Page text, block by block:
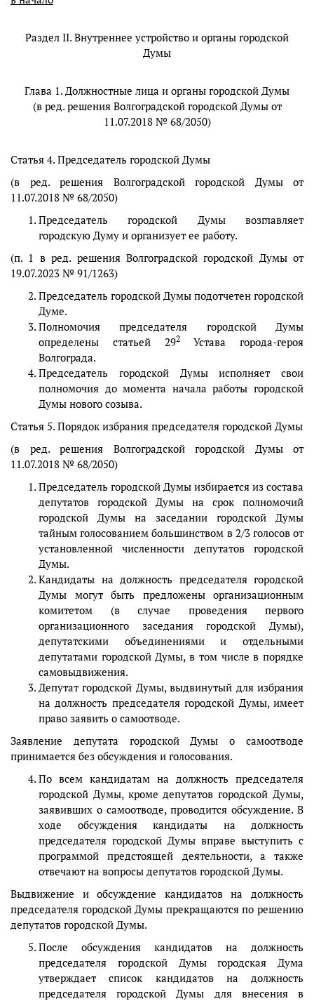
Раздел II. Внутреннее устройство и органы городской
Думы
Глава 1. Должностные лица и органы городской Думы
(в ред. решения Волгоградской городской Думы от
11.07.2018 № 68/2050)
Статья 4. Председатель городской Думы
(в ред. решения Волгоградской городской Думы от
11.07.2018 № 68/2050)
Председатель городской Думы возглавляет
городскую Думу и организует ее работу.
(п. 1 в ред. решения Волгоградской городской Думы от
19.07.2023 № 91/1263)
Председатель городской Думы подотчетен городской
Думе.
Полномочия председателя городской Думы
определены статьей 292Устава города-героя
Волгограда.
Председатель городской Думы исполняет свои
полномочия до момента начала работы городской
Думы нового созыва.
Статья 5. Порядок избрания председателя городской Думы
(в ред. решения Волгоградской городской Думы от
11.07.2018 № 68/2050)
Председатель городской Думы избирается из состава
депутатов городской Думы на срок полномочий
городской Думы на заседании городской Думы
тайным голосованием большинством в 2/3 голосов от
установленной численности депутатов городской
Думы.
Кандидаты на должность председателя городской
Думы могут быть предложены организационным
комитетом (в случае проведения первого
организационного заседания городской Думы),
депутатскими объединениями и отдельными
депутатами городской Думы, в том числе в порядке
самовыдвижения.
Депутат городской Думы, выдвинутый для избрания
на должность председателя городской Думы, имеет
право заявить о самоотводе.
Заявление депутата городской Думы о самоотводе
принимается без обсуждения и голосования.
По всем кандидатам на должность председателя
городской Думы, кроме депутатов городской Думы,
заявивших о самоотводе, проводится обсуждение. В
ходе обсуждения кандидаты на должность
председателя городской Думы вправе выступить с
программой предстоящей деятельности, а также
отвечают на вопросы депутатов городской Думы.
Выдвижение и обсуждение кандидатов на должность
председателя городской Думы прекращаются по решению
депутатов городской Думы.
После обсуждения кандидатов на должность
председателя городской Думы городская Дума
утверждает список кандидатов на должность
председателя городской Думы для внесения в